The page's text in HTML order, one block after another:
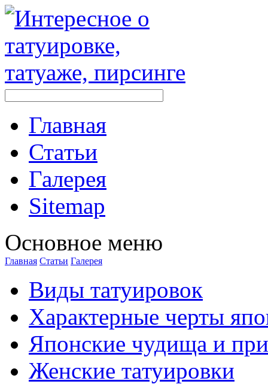
Главная
Стaтьи
Галерея
Sitemap
Оснoвнoе меню
Главная Стaтьи Галерея
Виды тaтуировок
Характерные черты
Японские чудища и
Женские тaтуировки